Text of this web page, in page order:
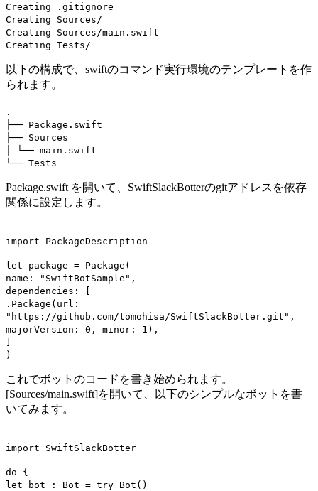
Creating .gitignore
Creating Sources/
Creating Sources/main.swift
Creating Tests/
以下の構成で、swiftのコマンド実行環境のテンプレートを作
られます。
.
├── Package.swift
├── Sources
│ └── main.swift
└── Tests
Package.swift を開いて、SwiftSlackBotterのgitアドレスを依存
関係に設定します。
import PackageDescription
let package = Package(
name: "SwiftBotSample",
dependencies: [
.Package(url:
"https://github.com/tomohisa/SwiftSlackBotter.git",
majorVersion: 0, minor: 1),
]
)
これでボットのコードを書き始められます。
[Sources/main.swift]を開いて、以下のシンプルなボットを書
いてみます。
import SwiftSlackBotter
do {
let bot : Bot = try Bot()